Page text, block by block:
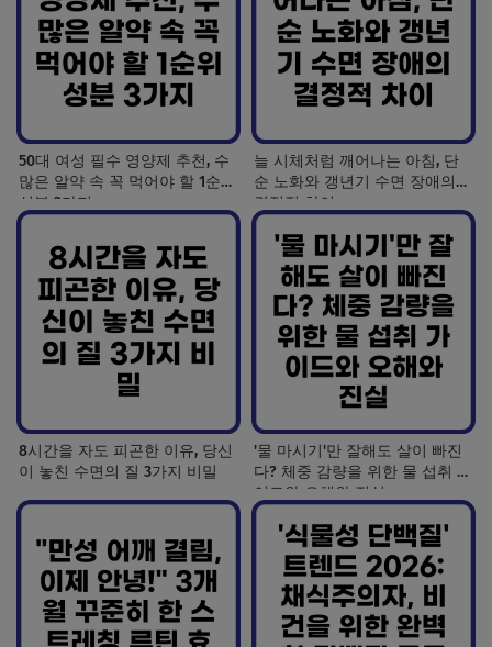
50대 여성 필수 영양제 추천, 수
많은 알약 속 꼭 먹어야 할 1순위
성분 3가지
늘 시체처럼 깨어나는 아침, 단
순 노화와 갱년기 수면 장애의
결정적 차이
8시간을 자도 피곤한 이유, 당신
이 놓친 수면의 질 3가지 비밀
'물 마시기'만 잘해도 살이 빠진
다? 체중 감량을 위한 물 섭취 가
이드와 오해와 진실